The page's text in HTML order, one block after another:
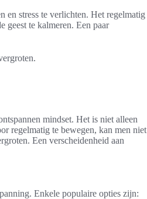
en stress te verlichten. Het regelmatig
geest te kalmeren. Een paar
mindset. Het is niet alleen
regelmatig te bewegen, kan men niet
Een verscheidenheid aan
Enkele populaire opties zijn: